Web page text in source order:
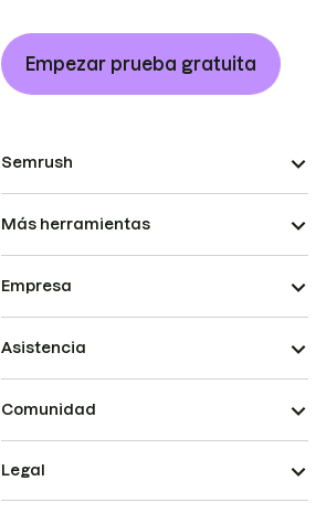
Empezar prueba gratuita
Semrush
Más herramientas
Empresa
Asistencia
Comunidad
Legal